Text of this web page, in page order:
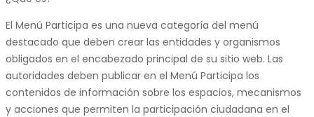
El Menú Participa es una nueva categoría del menú
destacado que deben crear las entidades y organismos
obligados en el encabezado principal de su sitio web. Las
autoridades deben publicar en el Menú Participa los
contenidos de información sobre los espacios, mecanismos
y acciones que permiten la participación ciudadana en el